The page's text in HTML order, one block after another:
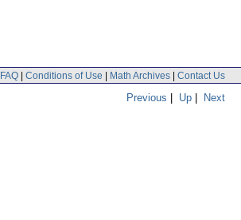
FAQ | Conditions of Use | Math Archives | Contact Us
Previous | Up | Next